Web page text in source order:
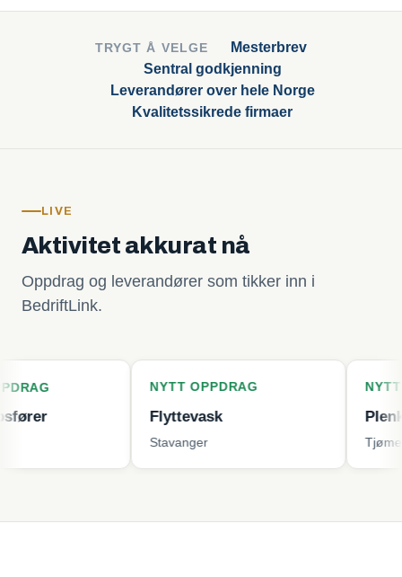
TRYGT Å VELGE
Mesterbrev
Sentral godkjenning
Leverandører over hele Norge
Kvalitetssikrede firmaer
LIVE
Aktivitet akkurat nå
Oppdrag og leverandører som tikker inn i
BedriftLink.
NYTT OPPDRAG
Flyttevask
NYTT
Plenklipping